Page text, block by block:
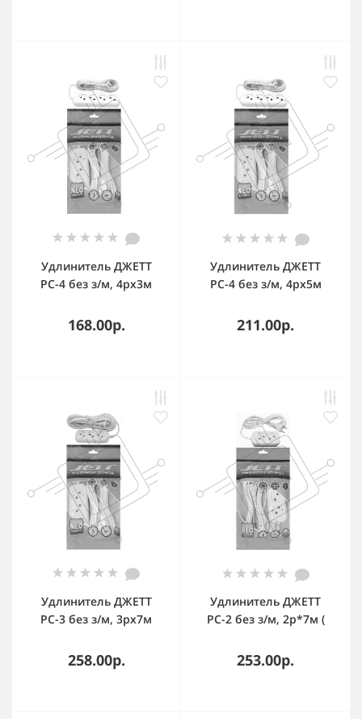
Удлинитель ДЖЕТТ
РС-4 без з/м, 4рx3м
(35шт) 155-403
168.00р.
Удлинитель ДЖЕТТ
РС-4 без з/м, 4рx5м
шт) 155-405
211.00р.
Удлинитель ДЖЕТТ
РС-3 без з/м, 3рx7м
(25шт) 155-207
258.00р.
Удлинитель ДЖЕТТ
РС-2 без з/м, 2р*7м (
155-107
253.00р.